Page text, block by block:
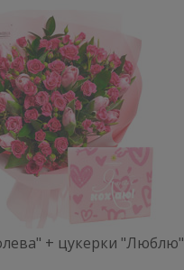
+ цукерки "Люблю"